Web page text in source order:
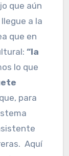
que aún
a la
que en
“la
lo que
para
Aquí